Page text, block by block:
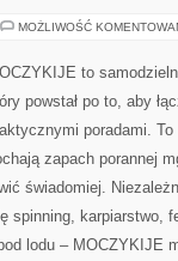
MOŻLIWOŚĆ
to
powstał po to, aby
poradami.
zapach porannej
świadomiej.
spinning, karpiarstwo,
lodu – MOCZYKIJE